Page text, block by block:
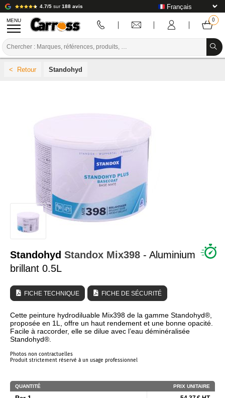
4.7/5 sur188 avis
MENU
CONSOMMABLE CARROSSERIE
OUTILLAGE CARROSSERIE
ÉQUIPEMENT ATELIER CARROSSERIE
INSTALLATION LABO
TUTORIEL & CONSEILS
Standohyd
Standohyd Standox Mix398 - Aluminium
brillant 0.5L
FICHE TECHNIQUE FICHE DE SÉCURITÉ
Cette peinture hydrodiluable Mix398 de la gamme Standohyd®,
proposée en 1L, offre un haut rendement et une bonne opacité.
Facile à raccorder, elle se dilue avec l’eau déminéralisée
Standohyd®.
Photos non contractuelles
Produit strictement réservé à un usage professionnel
QUANTITÉ PRIX UNITAIRE